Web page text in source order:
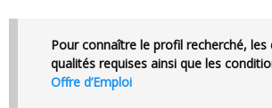
Pour connaître le profil recherché, les diplômes et
qualités requises ainsi que les
Offre d’Emploi